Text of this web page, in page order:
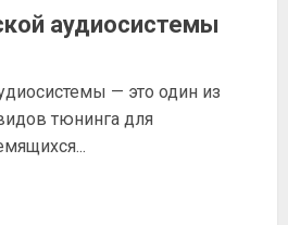
аудиосистемы
— это один из
тюнинга для